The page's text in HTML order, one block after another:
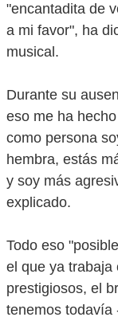
"encantadita de
a mi favor", ha
musical.
Durante su
eso me ha
como persona
hembra, estás
y soy más
explicado.
Todo eso
el que ya trabaja
prestigiosos, el
tenemos todavía